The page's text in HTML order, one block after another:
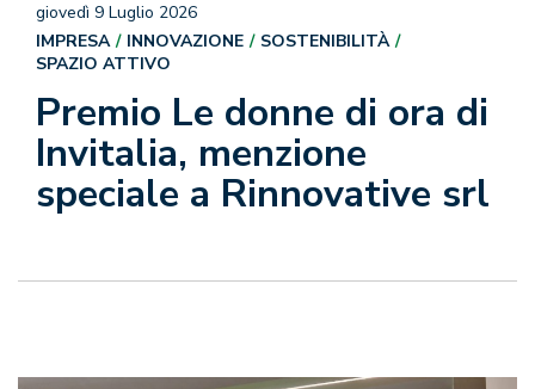
Premio Le donne di ora di
Invitalia, menzione
speciale a Rinnovative srl
giovedì 9 Luglio 2026
IMPRESA
INNOVAZIONE
SOSTENIBILITÀ
SPAZIO ATTIVO